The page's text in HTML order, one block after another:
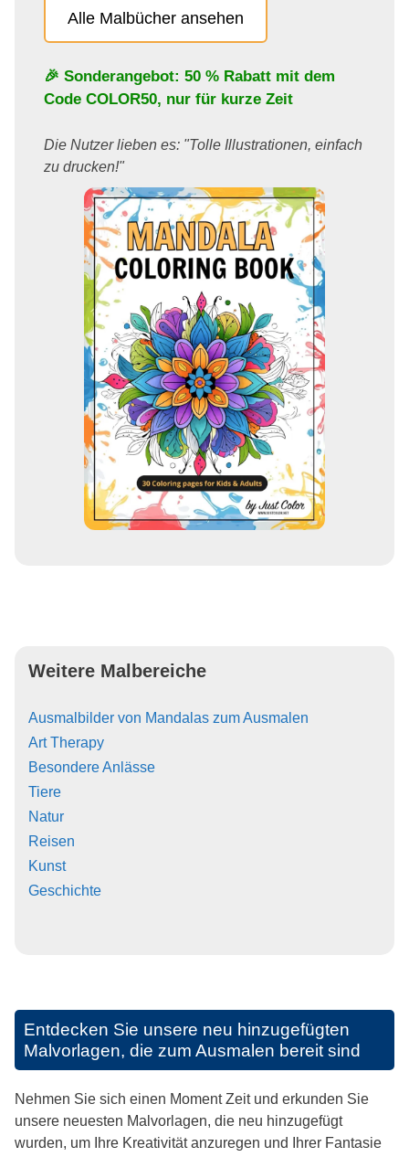
Alle Malbücher ansehen
🎉 Sonderangebot: 50 % Rabatt mit dem
Code COLOR50, nur für kurze Zeit
Die Nutzer lieben es: "Tolle Illustrationen, einfach
zu drucken!"
Weitere Malbereiche
Ausmalbilder von Mandalas zum Ausmalen
Art Therapy
Besondere Anlässe
Tiere
Natur
Reisen
Kunst
Geschichte
Entdecken Sie unsere neu hinzugefügten
Malvorlagen, die zum Ausmalen bereit sind
Nehmen Sie sich einen Moment Zeit und erkunden Sie
unsere neuesten Malvorlagen, die neu hinzugefügt
wurden, um Ihre Kreativität anzuregen und Ihrer Fantasie